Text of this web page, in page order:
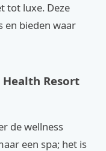
tot luxe. Deze
en bieden waar
Resort
de wellness
een spa; het is